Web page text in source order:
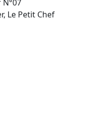
Le Petit Chef